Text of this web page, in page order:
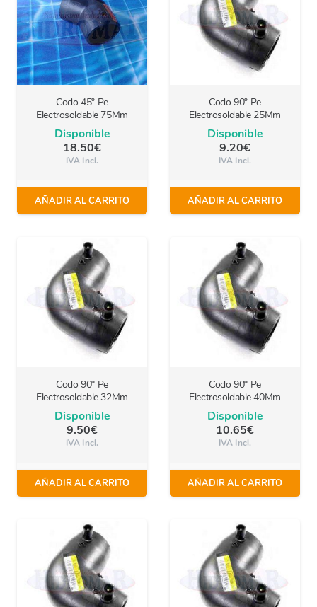
Codo 45º Pe
Electrosoldable 75Mm
Disponible
18.50€
IVA Incl.
AÑADIR AL CARRITO
Codo 90º Pe
Electrosoldable 25Mm
Disponible
9.20€
IVA Incl.
AÑADIR AL CARRITO
Codo 90º Pe
Electrosoldable 32Mm
Disponible
9.50€
IVA Incl.
AÑADIR AL CARRITO
Codo 90º Pe
Electrosoldable 40Mm
Disponible
10.65€
IVA Incl.
AÑADIR AL CARRITO